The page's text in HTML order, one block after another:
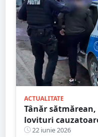
ACTUALITATE
Tânăr
lovituri
următoarele 30
22 iunie 2026